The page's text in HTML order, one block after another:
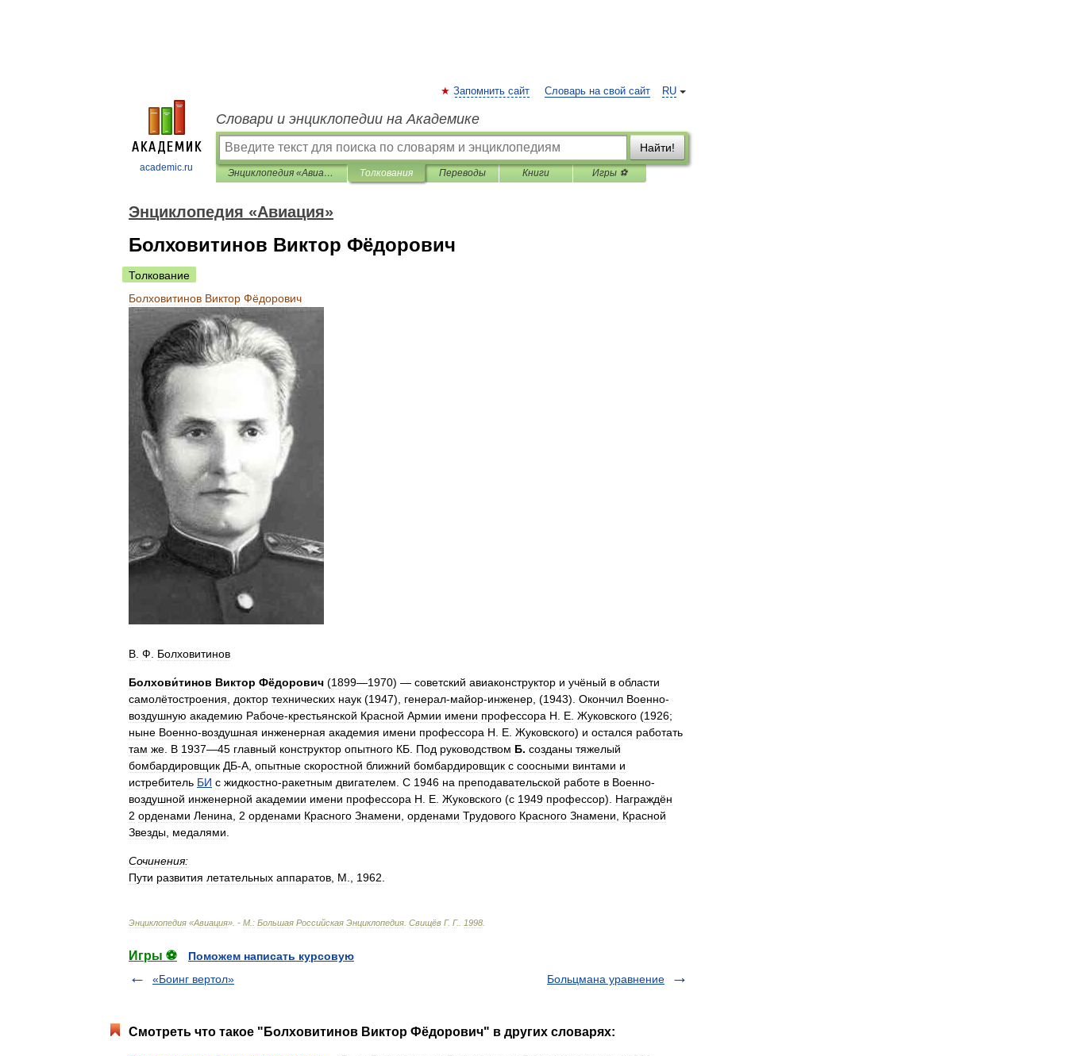
academic.ru
RU
Запомнить сайт Словарь на свой сайт
Словари и энциклопедии на Академике
Найти!
Энциклопедия «Авиация» Толкования Переводы Книги Игры ⚽
Энциклопедия «Авиация»
Болховитинов Виктор Фёдорович
Толкование
Болховитинов Виктор Фёдорович
В Ф Болховитинов
Болхови́тинов Виктор Фёдорович (1899—1970) — советский авиаконструктор и учёный в области
самолётостроения
доктор технических наук (1947), генерал-майор-инженер , (1943). Окончил Военно-
воздушную академию Рабоче-крестьянской Красной Армии имени профессора Н Е Жуковского (1926;
ныне Военно-воздушная инженерная академия имени профессора Н Е Жуковского) и остался работать
там же В 1937—45 главный конструктор опытного КБ Под руководством Б. созданы тяжелый
бомбардировщик ДБ-А опытные скоростной ближний бомбардировщик с соосными винтами и
истребитель БИ с жидкостно-ракетным двигателем С 1946 на преподавательской работе в Военно-
воздушной инженерной академии имени профессора Н Е Жуковского (с 1949 профессор). Награждён
2 орденами Ленина 2 орденами Красного Знамени орденами Трудового Красного Знамени
Красной
Звезды медалями
Сочинения:
Пути развития летательных аппаратов М 1962
Энциклопедия «Авиация». - М : Большая Российская Энциклопедия Свищёв Г. Г. 1998
Игры ⚽
Поможем написать курсовую
«Боинг вертол»
Больцмана уравнение
Смотреть что такое "Болховитинов Виктор Фёдорович" в других словарях: